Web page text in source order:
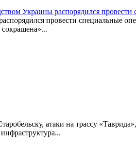
Украины распорядился
провести специальные
атаки на трассу